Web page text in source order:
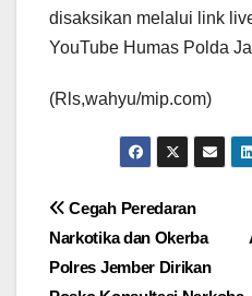
disaksikan melalui link
YouTube Humas Polda
(Rls,wahyu/mip.com)
Navigasi
pos
Cegah Peredaran
Narkotika dan Okerba
Polres Jember Dirikan